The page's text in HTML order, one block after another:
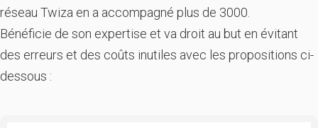
réseau Twiza en a accompagné plus de 3000.
Bénéficie de son expertise et va droit au but en évitant
des erreurs et des coûts inutiles avec les propositions ci-
dessous :